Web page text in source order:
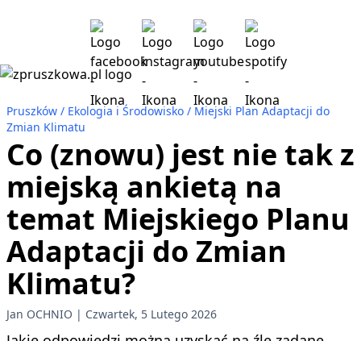
Pruszków Ekologia i Środowisko
Miejski Plan Adaptacji do
Zmian Klimatu
Co (znowu) jest nie tak z
miejską ankietą na
temat Miejskiego Planu
Adaptacji do Zmian
Klimatu?
Jan OCHNIO Czwartek, 5 Lutego 2026